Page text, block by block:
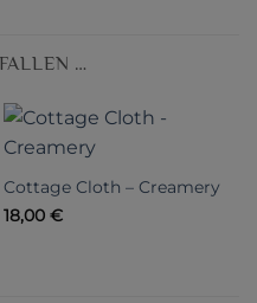
…
Cottage Cloth – Creamery
18,00 €